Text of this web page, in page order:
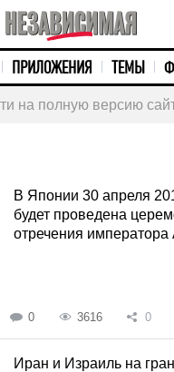
ПРИЛОЖЕНИЯ ТЕМЫ
на полную версию
В Японии 30 апреля
будет проведена
отречения императора
0 3616 0
Иран и Израиль на